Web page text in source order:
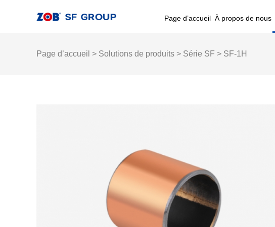
Page d’accueil À propos de nous
Page d’accueil > Solutions de produits > Série SF > SF-1H